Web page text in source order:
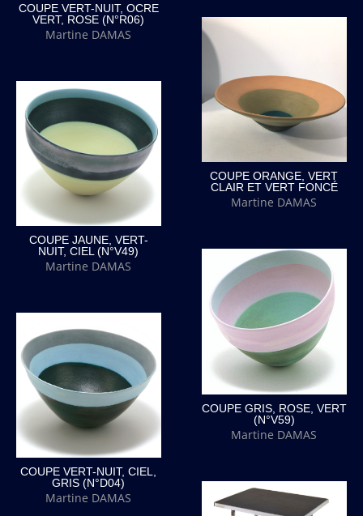
COUPE VERT-NUIT, OCRE
VERT, ROSE (N°R06)
Martine DAMAS
COUPE ORANGE, VERT
CLAIR ET VERT FONCÉ
Martine DAMAS
COUPE JAUNE, VERT-
NUIT, CIEL (N°V49)
Martine DAMAS
COUPE GRIS, ROSE, VERT
(N°V59)
Martine DAMAS
COUPE VERT-NUIT, CIEL,
GRIS (N°D04)
Martine DAMAS